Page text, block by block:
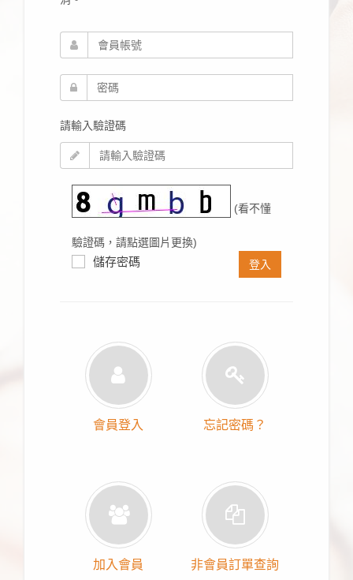
請輸入驗證碼
(看不懂
驗證碼，請點選圖片更換)
儲存密碼 登入
會員登入 忘記密碼？
加入會員 非會員訂單查詢